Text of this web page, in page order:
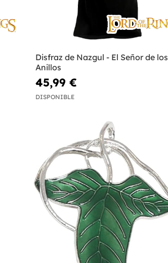
Disfraz de Nazgul - El Señor de los
Anillos
45,99 €
DISPONIBLE